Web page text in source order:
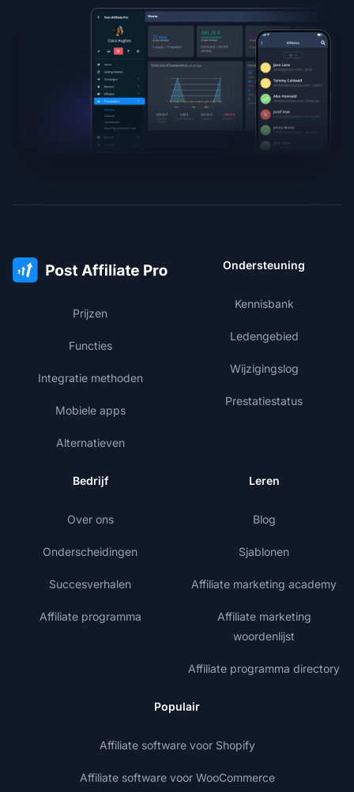
Prijzen
Functies
Integratie methoden
Mobiele apps
Alternatieven
Ondersteuning
Kennisbank
Ledengebied
Wijzigingslog
Prestatiestatus
Bedrijf
Over ons
Onderscheidingen
Succesverhalen
Affiliate programma
Leren
Blog
Sjablonen
Affiliate marketing academy
Affiliate marketing
woordenlijst
Affiliate programma directory
Populair
Affiliate software voor Shopify
Affiliate software voor WooCommerce